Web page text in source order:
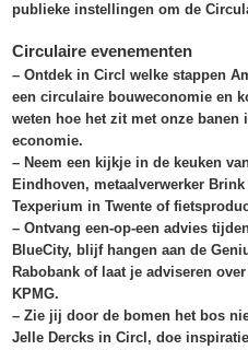
publieke instellingen om de
Circulaire evenementen
– Ontdek in Circl welke stappen
een circulaire bouweconomie en
weten hoe het zit met onze banen
economie.
– Neem een kijkje in de keuken
Eindhoven, metaalverwerker
Texperium in Twente of
– Ontvang een-op-een advies
BlueCity, blijf hangen aan de
Rabobank of laat je adviseren
KPMG.
– Zie jij door de bomen het bos
Jelle Dercks in Circl, doe